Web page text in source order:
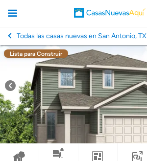
CasasNuevasAqui
Todas las casas nuevas en San Antonio, TX
Lista para Construir